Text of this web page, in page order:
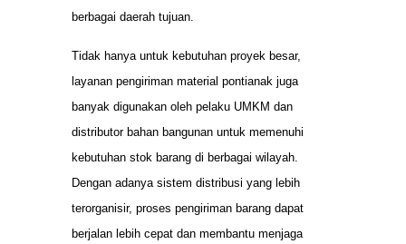
berbagai daerah tujuan.
Tidak hanya untuk kebutuhan proyek besar,
layanan pengiriman material pontianak juga
banyak digunakan oleh pelaku UMKM dan
distributor bahan bangunan untuk memenuhi
kebutuhan stok barang di berbagai wilayah.
Dengan adanya sistem distribusi yang lebih
terorganisir, proses pengiriman barang dapat
berjalan lebih cepat dan membantu menjaga